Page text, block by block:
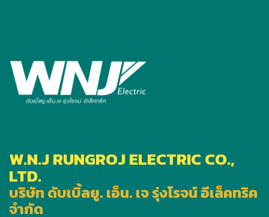
W.N.J RUNGROJ ELECTRIC CO.,
LTD.
บริษัท ดับเบิ้ลยู. เอ็น. เจ รุ่งโรจน์ อีเล็คทริค
จำกัด